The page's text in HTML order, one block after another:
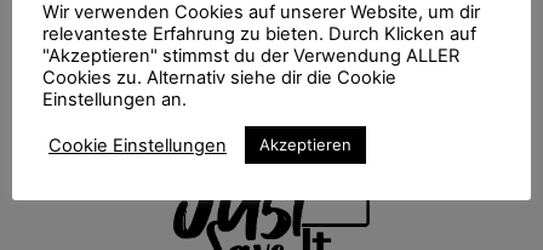
Wir verwenden Cookies auf unserer Website, um dir
relevanteste Erfahrung zu bieten. Durch Klicken auf
"Akzeptieren" stimmst du der Verwendung ALLER
Cookies zu. Alternativ siehe dir die Cookie
Einstellungen an.
Cookie Einstellungen Akzeptieren